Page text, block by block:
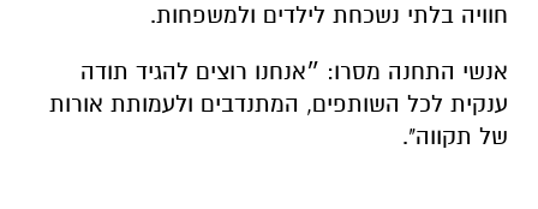
חוויה בלתי נשכחת לילדים ולמשפחות.
אנשי התחנה מסרו: ״אנחנו רוצים להגיד תודה
ענקית לכל השותפים, המתנדבים ולעמותת אורות
של תקווה".